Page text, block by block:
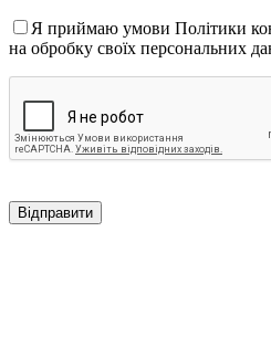
Я приймаю умови Політики
на обробку своїх персональних